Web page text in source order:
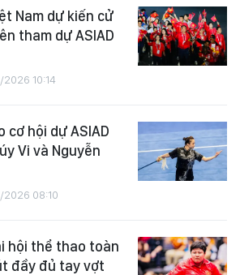
Nam dự kiến cử
tham dự ASIAD
10:14
cơ hội dự ASIAD
Vi và Nguyễn
2026 08:10
hội thể thao toàn
đầy đủ tay vợt